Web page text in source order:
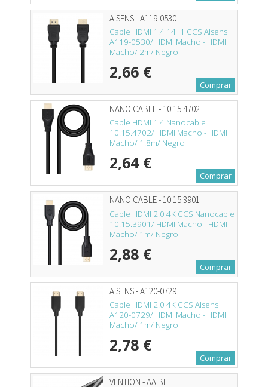
AISENS - A119-0530
Cable HDMI 1.4 14+1 CCS Aisens
A119-0530/ HDMI Macho - HDMI
Macho/ 2m/ Negro
2,66 €
Comprar
NANO CABLE - 10.15.4702
Cable HDMI 1.4 Nanocable
10.15.4702/ HDMI Macho - HDMI
Macho/ 1.8m/ Negro
2,64 €
Comprar
NANO CABLE - 10.15.3901
Cable HDMI 2.0 4K CCS Nanocable
10.15.3901/ HDMI Macho - HDMI
Macho/ 1m/ Negro
2,88 €
Comprar
AISENS - A120-0729
Cable HDMI 2.0 4K CCS Aisens
A120-0729/ HDMI Macho - HDMI
Macho/ 1m/ Negro
2,78 €
Comprar
VENTION - AAIBF